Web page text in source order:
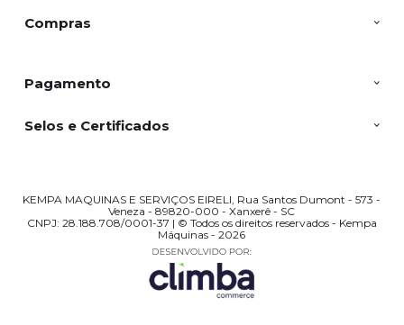
Compras
Pagamento
Selos e Certificados
KEMPA MAQUINAS E SERVIÇOS EIRELI, Rua Santos Dumont - 573 -
Veneza - 89820-000 - Xanxerê - SC
CNPJ: 28.188.708/0001-37 | © Todos os direitos reservados - Kempa
Máquinas - 2026